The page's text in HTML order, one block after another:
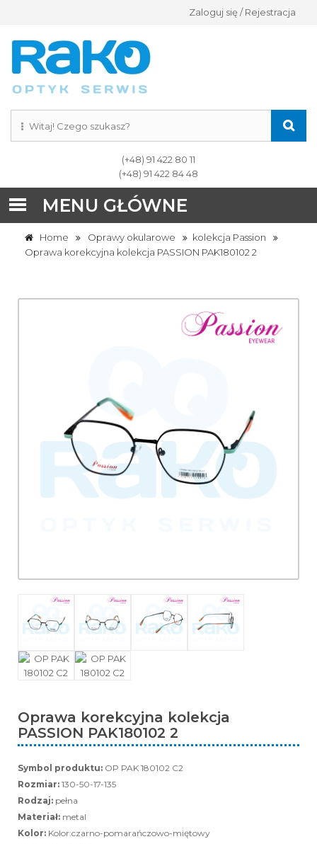
Zaloguj się / Rejestracja
(+48) 91 422 80 11
(+48) 91 422 84 48
MENU GŁÓWNE
Home Oprawy okularowe
kolekcja Passion
Oprawa korekcyjna kolekcja PASSION PAK180102 2
Oprawa korekcyjna kolekcja
PASSION PAK180102 2
Symbol produktu: OP PAK 180102 C2
Rozmiar: 130-50-17-135
Rodzaj: pełna
Materiał: metal
Kolor: Kolor:czarno-pomarańczowo-miętowy